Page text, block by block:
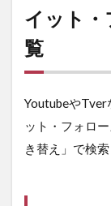
イット・
覧
YoutubeやTver
ット・フォロ
き替え」で検